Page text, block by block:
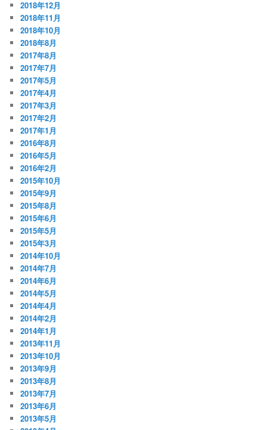
2018年12月
2018年11月
2018年10月
2018年8月
2017年8月
2017年7月
2017年5月
2017年4月
2017年3月
2017年2月
2017年1月
2016年8月
2016年5月
2016年2月
2015年10月
2015年9月
2015年8月
2015年6月
2015年5月
2015年3月
2014年10月
2014年7月
2014年6月
2014年5月
2014年4月
2014年2月
2014年1月
2013年11月
2013年10月
2013年9月
2013年8月
2013年7月
2013年6月
2013年5月